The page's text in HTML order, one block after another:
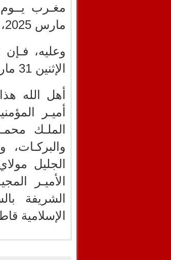
مغـرب يــوم الأحد 29
مارس 2025، فثبتت لديها رؤية الهلال ثبوتا شرعيا.
وعليه،
الإثنين 31 مارس 2025 م.
أهل الله
أميـر
الملـك
الجليل
الأميـر
الشريفة
الإسلامية